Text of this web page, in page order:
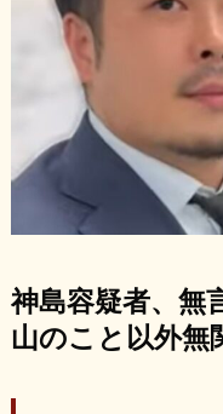
神島容疑者、無
山のこと以外無